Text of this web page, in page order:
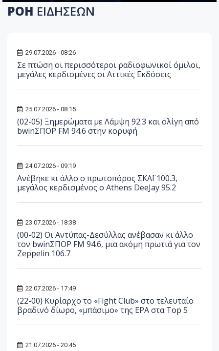
ΡΟΗ ΕΙΔΗΣΕΩΝ
29.07.2026 - 08:26
Σε πτώση οι περισσότεροι ραδιοφωνικοί όμιλοι,
μεγάλες κερδισμένες οι Αττικές Εκδόσεις
25.07.2026 - 08:15
(02-05) Ξημερώματα με Λάμψη 92.3 και ολίγη από
bwinΣΠΟΡ FM 94.6 στην κορυφή
24.07.2026 - 09:19
Ανέβηκε κι άλλο ο πρωτοπόρος ΣΚΑΪ 100.3,
μεγάλος κερδισμένος ο Athens DeeJay 95.2
23.07.2026 - 18:38
(00-02) Οι Αντύπας-Δεσύλλας ανέβασαν κι άλλο
τον bwinΣΠΟΡ FM 94.6, μια ακόμη πρωτιά για τον
Zeppelin 106.7
22.07.2026 - 17:49
(22-00) Κυρίαρχο το «Fight Club» στο τελευταίο
βραδινό δίωρο, «μπάσιμο» της ΕΡΑ στα Top 5
21.07.2026 - 20:45